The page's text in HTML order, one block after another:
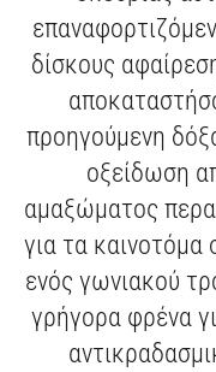
ΜΕΣΑ ΑΤΟΜΙΚΗΣ
ΕΝΔΥΣΗ
ΕΡΓΑΛΕΙΑ ΧΕΙΡΟΣ
ΕΞΑΡΤΗΜΑΤΑ
ΣΥΜΠΙΕΣΤΕΣ
ΣΚΥΡΟΔΕΜΑΤΟΣ
ΔΟΚΙΜΑΣΤΙΚΑ &
ΣΥΝΔΥΑΣΜΟΙ
Force Logic
ΡΑΔΙΟΦΩΝΑ & ΗΧΕΙΑ
ΚΑΘΑΡΙΣΜΟΥ
ΕΞΑΓΩΓΗΣ ΣΚΟΝΗΣ
ΕΞΕΙΔΙΚΕΥΜΕΝΑ
ΓΩΝΙΑΚΟΙ ΤΡΟΧΟΙ
ΑΛΟΙΦΑΔΟΡΟΙ
ΠΟΛΥΕΡΓΑΛΕΙΑ
ΚΟΦΤΕΣ ΣΩΛΗΝΩΝ
ΠΛΑΝΕΣ
ΣΠΑΘΟΣΕΓΕΣ
ΡΟΥΤΕΡ
ΛΑΜΑΡΙΝΟΨΑΛΙΔΑ
ΔΙΣΚΟΠΡΙΟΝΑ
ΚΟΦΤΕΣ ΝΤΙΖΩΝ
ΓΡΑΣΑΔΟΡΟΙ
ΚΟΛΛΗΤΗΡΙΑ
ΑΝΑΔΕΥΤΗΡΕΣ
ΤΡΑΒΗΓΜΑ ΚΑΛΩΔΙΩΝ
ΔΟΝΗΤΕΣ
ΠΕΡΙΣΤΡΟΦΙΚΑ
ΔΙΑΧΕΙΡΙΣΗΣ ΥΛΙΚΟΥ
ΜΠΟΡΝΤΟΥΡΟΨΑΛΙΔΑ
ΦΥΣΗΤΗΡΕΣ
ΠΡΙΟΝΙΑ
ΜΕΤΑΛΛΙΚΗ
ΕΝΘΕΤΑ &
ΖΩΝΕΣ, ΘΗΚΕΣ &
ΥΠΟΔΗΜΑΤΑ
ΨΥΞΗ
ΠΡΙΟΝΙΑ & ΚΟΦΤΕΣ
ΣΥΣΦΙΞΗ
ΣΦΥΡΙΑ & ΕΞΩΛΚΕΙΣ
ΤΡΑΒΗΓΜΑ ΚΑΛΩΔΙΩΝ
ΚΟΠΗ ΚΑΙ
ΚΑΡΥΔΑΚΙΑ ΜΕ ΛΑΒΗ
ΡΑΚΟΡΟΚΛΕΙΔΑ
ΔΥΝΑΜΟΚΛΕΙΔΑ
ΜΗΧΑΝΗΣ ΓΚΑΖΟΝ
ΕΞΑΡΤΗΜΑΤΑ
ΕΙΔΙΚΩΝ ΕΡΓΑΛΕΙΩΝ
ΠΡΟΣΑΡΤΗΜΑΤΑ
ΠΡΟΣΑΡΤΗΜΑΤΑ
ΚΑΡΦΙΑ ΚΑΙ
ΔΙΣΚΟΙ ΓΙΑ
ΔΙΣΚΟΙ ΓΙΑ
ΕΞΑΡΤΗΜΑΤΑ
ΣΠΕΙΡΩΜΑ
δίσκους
προηγούμενη
οξείδωση
αμαξώματος
για τα καινοτόμα
ενός γωνιακού
γρήγορα φρένα